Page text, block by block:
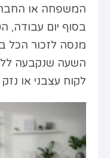
המשפחה או
בסוף יום עבודה,
מנסה לזכור הכל
השעה שנקבעה
לקוח עצבני או